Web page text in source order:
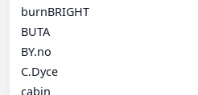
burnBRIGHT
BUTA
BY.no
C.Dyce
cabin